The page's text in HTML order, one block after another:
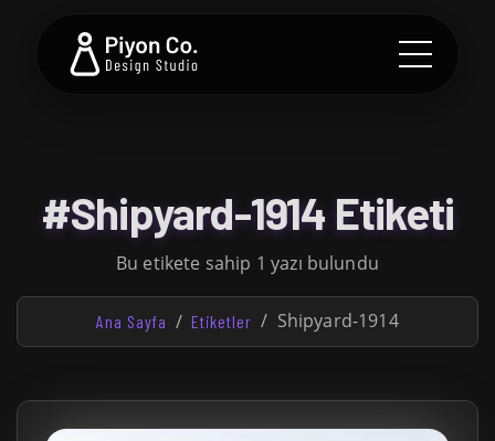
#Shipyard-1914 Etiketi
Bu etikete sahip 1 yazı bulundu
Ana Sayfa Etiketler Shipyard-1914